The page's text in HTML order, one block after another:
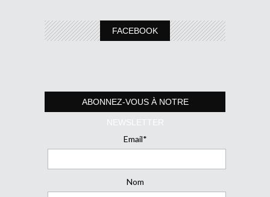
FACEBOOK
ABONNEZ-VOUS À NOTRE
NEWSLETTER
Email*
Nom